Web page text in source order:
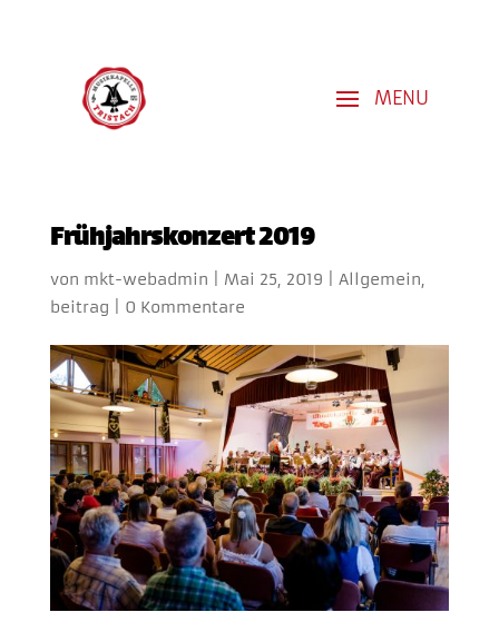
Frühjahrskonzert 2019
von mkt-webadmin Mai 25, 2019 Allgemein,
beitrag
0 Kommentare